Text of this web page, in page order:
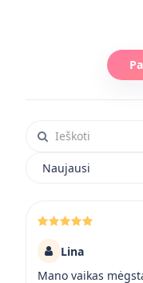
Ieškoti atsiliepimuose
Lina
Mano vaikas